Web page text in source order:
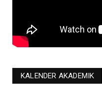
KALENDER AKADEMIK